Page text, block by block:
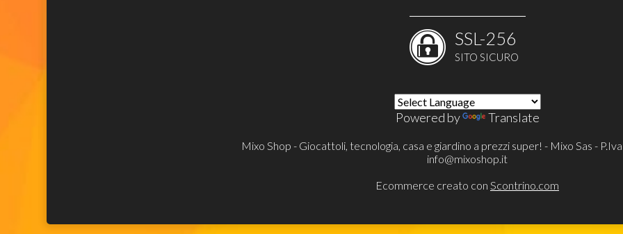
SSL-256
SITO SICURO
Powered by Translate
Mixo Shop - Giocattoli, tecnologia, casa e giardino a prezzi super! - Mixo Sas -
info@mixoshop.it
Ecommerce creato con Scontrino.com